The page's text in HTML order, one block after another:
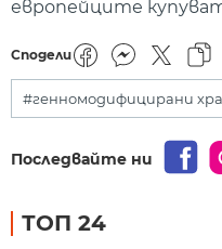
европейците
Сподели
#генномодифицирани
Последвайте ни
ТОП 24